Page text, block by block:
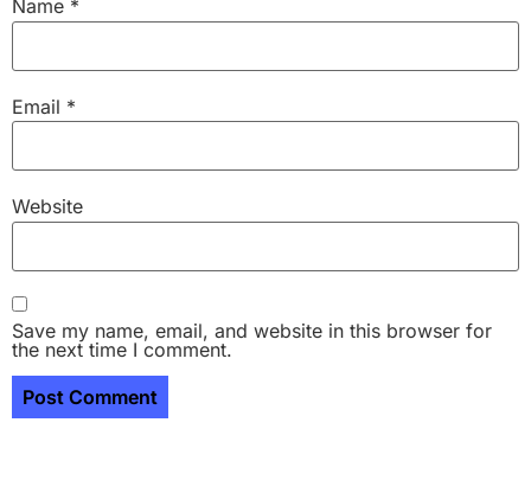
Name *
Email *
Website
Save my name, email, and website in this browser for
the next time I comment.